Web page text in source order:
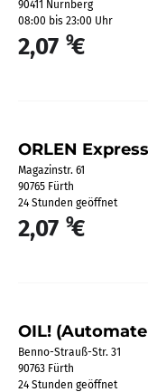
90411 Nürnberg
08:00 bis 23:00 Uhr
2,07 9€
ORLEN Express
Magazinstr. 61
90765 Fürth
24 Stunden geöffnet
2,07 9€
OIL!
Benno-Strauß-Str. 31
90763 Fürth
24 Stunden geöffnet